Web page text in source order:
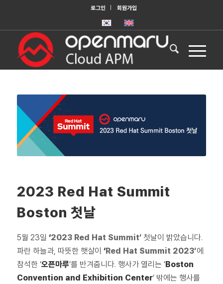
로그인 회원가입
2023 Red Hat Summit
Boston 첫날
5월 23일 ‘2023 Red Hat Summit’첫날이 밝았습니다.
파란 하늘과, 따뜻한 햇살이 ‘Red Hat Summit 2023′에
참석한 ‘오픈마루‘를 반겨줍니다. 행사가 열리는 ‘Boston
Convention and Exhibition Center‘ 밖에는 행사를